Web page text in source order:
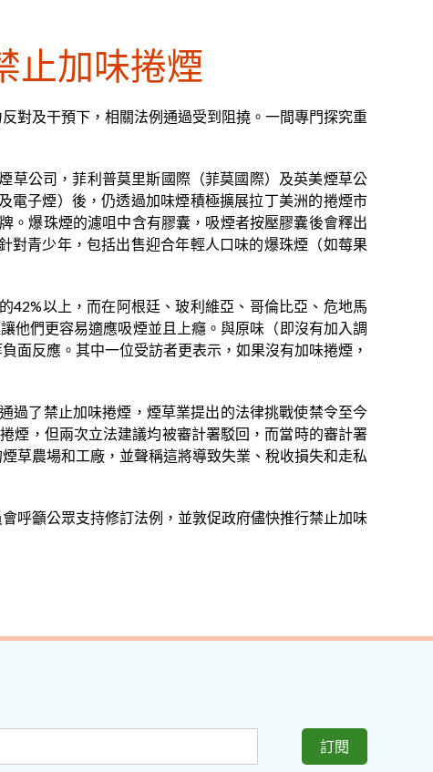
止加味捲煙
對及干預下，相關法例通過受到阻撓。一間專門探究重
草公司，菲利普莫里斯國際（菲莫國際）及英美煙草公
電子煙）後，仍透過加味煙積極擴展拉丁美洲的捲煙市
。爆珠煙的濾咀中含有膠囊，吸煙者按壓膠囊後會釋出
對青少年，包括出售迎合年輕人口味的爆珠煙（如莓果
42%以上，而在阿根廷、玻利維亞、哥倫比亞、危地馬
他們更容易適應吸煙並且上癮。與原味（即沒有加入調
面反應。其中一位受訪者更表示，如果沒有加味捲煙，
過了禁止加味捲煙，煙草業提出的法律挑戰使禁令至今
煙，但兩次立法建議均被審計署駁回，而當時的審計署
草農場和工廠，並聲稱這將導致失業、稅收損失和走私
呼籲公眾支持修訂法例，並敦促政府儘快推行禁止加味
訂閱